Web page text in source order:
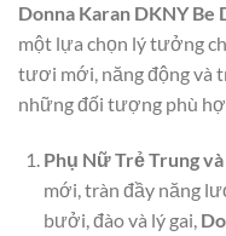
Donna Karan DKNY Be
một lựa chọn lý tưởng
tươi mới, năng động và
những đối tượng phù
Phụ Nữ Trẻ Trung
mới, tràn đầy năng
bưởi, đào và lý gai,